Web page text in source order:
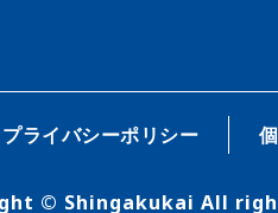
プライバシーポリシー
© Shingakukai All